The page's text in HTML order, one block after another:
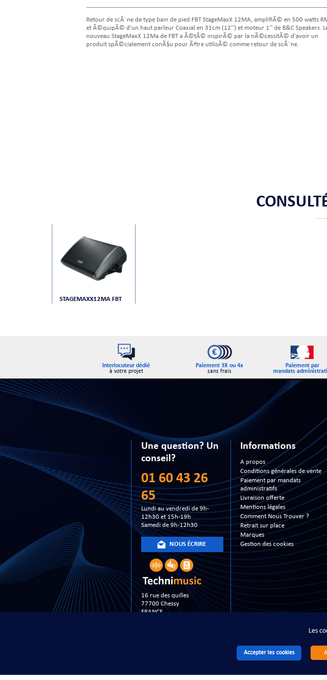
Les
Accepter les cookies
Retour de scÃ¨ne de type bain de pied FBT StageMaxX 12MA, amplifiÃ© en 500 watts
et Ã©quipÃ© d'un haut parleur Coaxial en 31cm (12'') et moteur 1'' de B&C Speakers.
nouveau StageMaxX 12Ma de FBT a Ã©tÃ© inspirÃ© par la nÃ©cessitÃ© d'avoir un
produit spÃ©cialement conÃ§u pour Ãªtre utilisÃ© comme retour de scÃ¨ne.
STAGEMAXX12MA FBT
Interlocuteur dédié
à votre projet
Paiement 3X ou 4x
sans frais
Paiement par
mandats
Une question? Un
conseil?
01 60 43 26
65
Lundi au vendredi de 9h-
12h30 et 15h-19h
Samedi de 9h-12h30
NOUS ÉCRIRE
16 rue des quilles
77700 Chessy
FRANCE
Informations
A propos
Conditions générales de vente
Paiement par mandats
administratifs
Livraison offerte
Mentions légales
Comment Nous Trouver ?
Retrait sur place
Marques
Gestion des cookies
Copyright 2013- 2026 www.technimusic.fr © -
Les
Accepter les cookies